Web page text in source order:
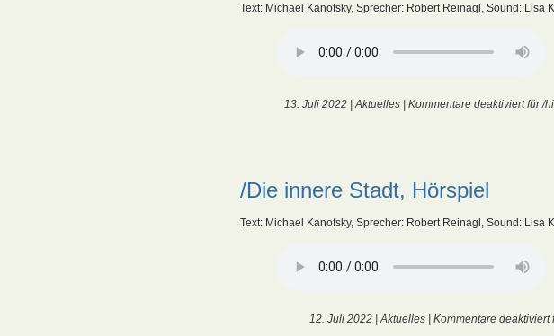
Text: Michael Kanofsky, Sprecher: Robert Reinagl, Sound: Lisa
13. Juli 2022 |Aktuelles Kommentare deaktiviertfür /
/Die innere Stadt, Hörspiel
Text: Michael Kanofsky, Sprecher: Robert Reinagl, Sound: Lisa
12. Juli 2022 |Aktuelles Kommentare deaktiviert